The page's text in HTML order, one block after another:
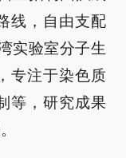
线，自由支配
实验室分子生
专注于染色质
等，研究成果